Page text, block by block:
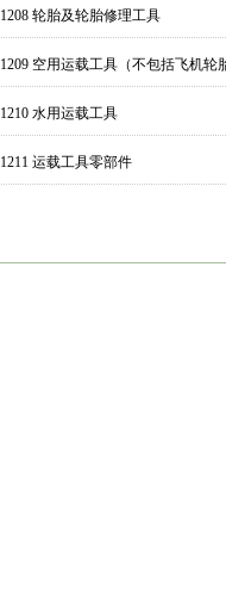
1208 轮胎及轮胎修理工具
1209 空用运载工具（不包括飞机轮
1210 水用运载工具
1211 运载工具零部件